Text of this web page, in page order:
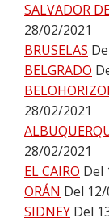
SALVADOR
28/02/2021
BRUSELAS
BELGRADO
28/02/2021
28/02/2021
EL CAIRO Del
ORÁN Del
SIDNEY Del